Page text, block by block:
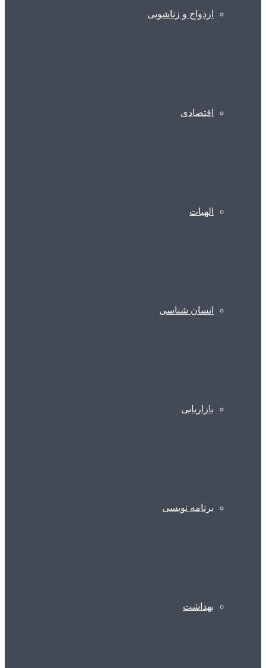
ازدواج و زناشویی
اقتصادی
الهیات
انسان شناسی
بازاریابی
برنامه نویسی
بهداشت